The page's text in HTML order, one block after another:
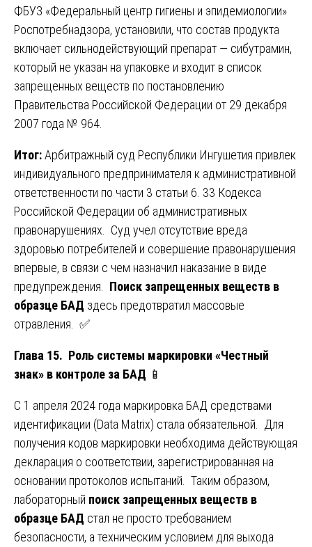
ФБУЗ «Федеральный центр гигиены и эпидемиологии»
Роспотребнадзора, установили, что состав продукта
включает сильнодействующий препарат — сибутрамин,
который не указан на упаковке и входит в список
запрещенных веществ по постановлению
Правительства Российской Федерации от 29 декабря
2007 года № 964.
Итог:Арбитражный суд Республики Ингушетия привлек
индивидуального предпринимателя к административной
ответственности по части 3 статьи 6. 33 Кодекса
Российской Федерации об административных
правонарушениях. Суд учел отсутствие вреда
здоровью потребителей и совершение правонарушения
впервые, в связи с чем назначил наказание в виде
предупреждения. Поиск запрещенных веществ в
образце БАД здесь предотвратил массовые
отравления. ✅
Глава 15. Роль системы маркировки «Честный
знак» в контроле за БАД 📱
С 1 апреля 2024 года маркировка БАД средствами
идентификации (Data Matrix) стала обязательной. Для
получения кодов маркировки необходима действующая
декларация о соответствии, зарегистрированная на
основании протоколов испытаний. Таким образом,
лабораторный поиск запрещенных веществ в
образце БАД стал не просто требованием
безопасности, а техническим условием для выхода